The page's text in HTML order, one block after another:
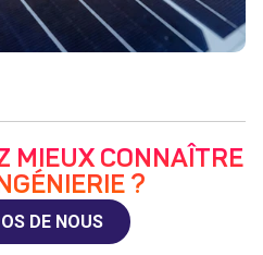
MIEUX CONNAÎTRE
?
DE NOUS